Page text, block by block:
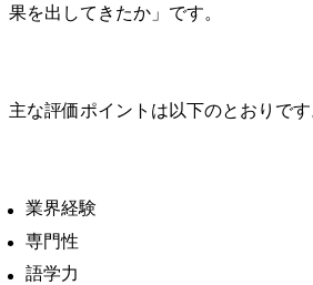
果を出してきたか」です。
主な評価ポイントは以下のとおりです
業界経験
専門性
語学力